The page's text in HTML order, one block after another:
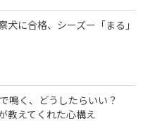
犬に合格、シーズー「まる」
鳴く、どうしたらいい？
教えてくれた心構え